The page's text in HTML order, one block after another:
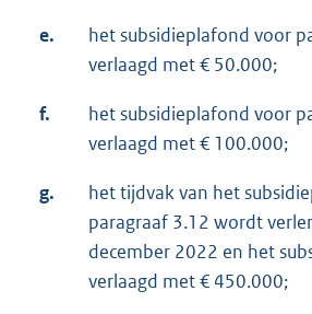
e.
het subsidieplafond voor
verlaagd met € 50.000;
f.
het subsidieplafond voor
verlaagd met € 100.000;
g.
het tijdvak van het
paragraaf 3.12 wordt
december 2022 en het
verlaagd met € 450.000;